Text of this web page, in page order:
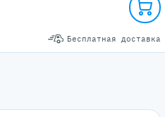
Бесплатная доставка